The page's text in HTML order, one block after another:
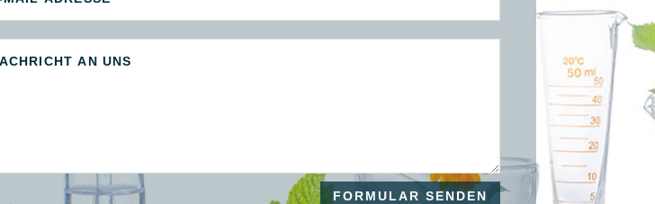
FORMULAR SENDEN